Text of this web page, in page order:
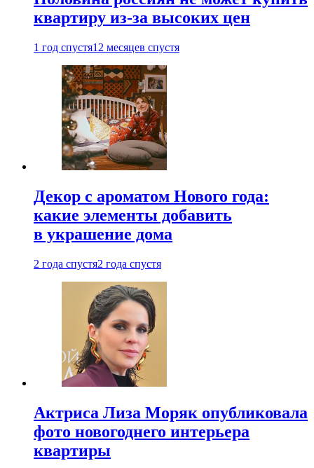
квартиру из-за высоких цен
1 год спустя12 месяцев спустя
Декор с ароматом Нового года:
какие элементы добавить
в украшение дома
2 года спустя2 года спустя
Актриса Лиза Моряк опубликовала
фото новогоднего интерьера
квартиры